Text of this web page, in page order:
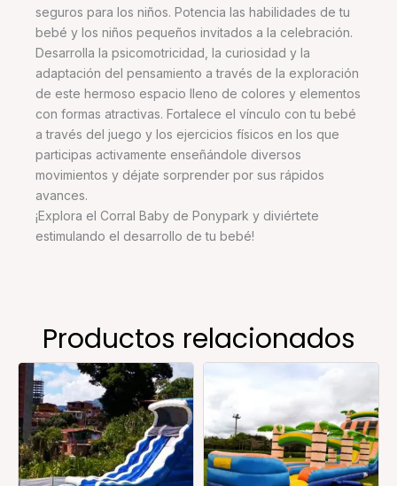
seguros para los niños. Potencia las habilidades de tu
bebé y los niños pequeños invitados a la celebración.
Desarrolla la psicomotricidad, la curiosidad y la
adaptación del pensamiento a través de la exploración
de este hermoso espacio lleno de colores y elementos
con formas atractivas. Fortalece el vínculo con tu bebé
a través del juego y los ejercicios físicos en los que
participas activamente enseñándole diversos
movimientos y déjate sorprender por sus rápidos
avances.
¡Explora el Corral Baby de Ponypark y diviértete
estimulando el desarrollo de tu bebé!
Productos relacionados